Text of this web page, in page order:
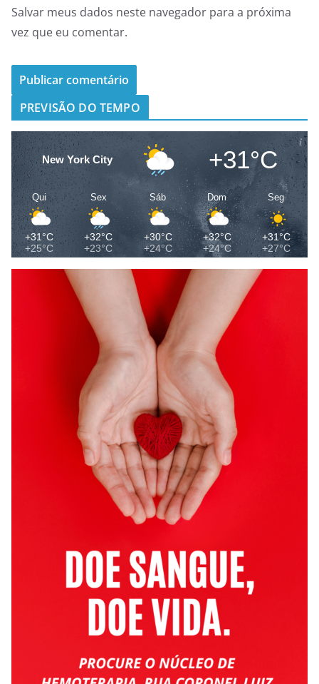
Salvar meus dados neste navegador para a próxima
vez que eu comentar.
PREVISÃO DO TEMPO
New York City +31°C
Qui
+31°C
+25°C
Sex
+32°C
+23°C
Sáb
+30°C
+24°C
Dom
+32°C
+24°C
Seg
+31°C
+27°C